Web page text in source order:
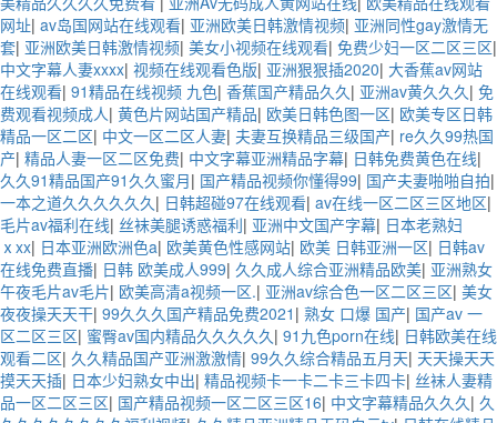
网址| av岛国网站在线观看| 亚洲欧美日韩激情视频| 亚洲同性gay激情无
套| 亚洲欧美日韩激情视频| 美女小视频在线观看| 免费少妇一区二区三区|
中文字幕人妻xxxx| 视频在线观看色版| 亚洲狠狠插2020| 大香蕉av网站
在线观看| 91精品在线视频 九色| 香蕉国产精品久久| 亚洲av黄久久久| 免
费观看视频成人| 黄色片网站国产精品| 欧美日韩色图一区| 欧美专区日韩
精品一区二区| 中文一区二区人妻| 夫妻互换精品三级国产| re久久99热国
产| 精品人妻一区二区免费| 中文字幕亚洲精品字幕| 日韩免费黄色在线|
久久91精品国产91久久蜜月| 国产精品视频你懂得99| 国产夫妻啪啪自拍|
一本之道久久久久久久| 日韩超碰97在线观看| av在线一区二区三区地区|
毛片av福利在线| 丝袜美腿诱惑福利| 亚洲中文国产字幕| 日本老熟妇
ⅹxx| 日本亚洲欧洲色a| 欧美黄色性感网站| 欧美 日韩亚洲一区| 日韩av
在线免费直播| 日韩 欧美成人999| 久久成人综合亚洲精品欧美| 亚洲熟女
午夜毛片av毛片| 欧美高清a视频一区.| 亚洲av综合色一区二区三区| 美女
夜夜操天天干| 99久久久国产精品免费2021 | 熟女 口爆 国产| 国产av 一
区二区三区| 蜜臀av国内精品久久久久久| 91九色porn在线| 日韩欧美在线
观看二区| 久久精品国产亚洲激激情| 99久久综合精品五月天| 天天操天天
摸天天插| 日本少妇熟女中出| 精品视频卡一卡二卡三卡四卡| 丝袜人妻精
品一区二区三区| 国产精品视频一区二区三区16| 中文字幕精品久久久| 久